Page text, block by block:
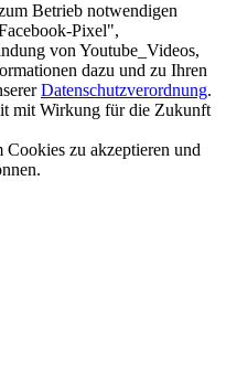
Betrieb notwendigen
Pixel",
von Youtube_Videos,
dazu und zu Ihren
Datenschutzverordnung.
mit Wirkung für die Zukunft
Cookies zu akzeptieren und